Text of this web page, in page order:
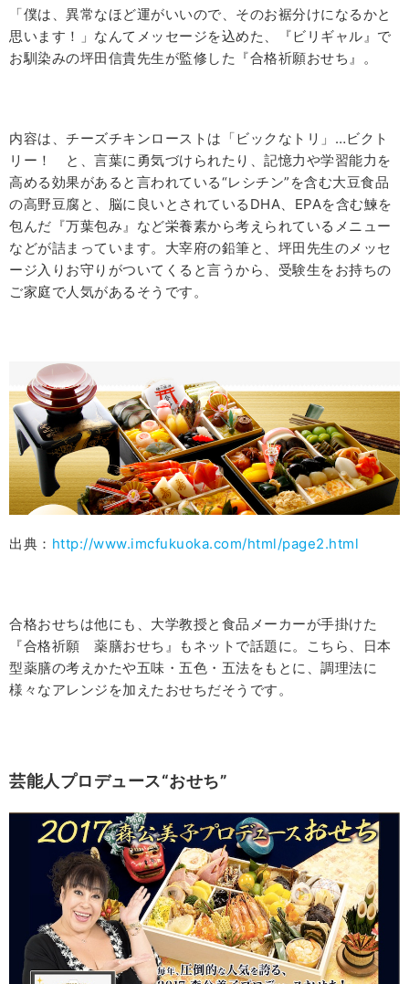
「僕は、異常なほど運がいいので、そのお裾分けになるかと
思います！」なんてメッセージを込めた、『ビリギャル』で
お馴染みの坪田信貴先生が監修した『合格祈願おせち』。
内容は、チーズチキンローストは「ビックなトリ」…ビクト
リー！ と、言葉に勇気づけられたり、記憶力や学習能力を
高める効果があると言われている“レシチン”を含む大豆食品
の高野豆腐と、脳に良いとされているDHA、EPAを含む鰊を
包んだ『万葉包み』など栄養素から考えられているメニュー
などが詰まっています。大宰府の鉛筆と、坪田先生のメッセ
ージ入りお守りがついてくると言うから、受験生をお持ちの
ご家庭で人気があるそうです。
出典： http://www.imcfukuoka.com/html/page2.html
合格おせちは他にも、大学教授と食品メーカーが手掛けた
『合格祈願 薬膳おせち』もネットで話題に。こちら、日本
型薬膳の考えかたや五味・五色・五法をもとに、調理法に
様々なアレンジを加えたおせちだそうです。
芸能人プロデュース“おせち”